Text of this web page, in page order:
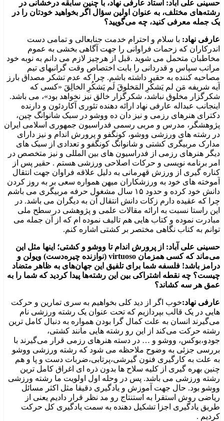
حسینی علی آباد: استاد عارفی نهاد، با چنین سابقه درخشانی در
رشته‌های مختلف، به عنوان اولین سؤال اگر بخواهید خودتان را در
یک جمله معرفی کنید، چه می‌گویید؟
عارفی نهاد: با سلام و احترام خدمت جنابعالی و تمامی دست
اندرکاران که زحمات فراوانی را جهت آگاهی بخشی به عموم
مخاطبان متحمل می شوید .قبل از هرچیز لازم می دانم به نوبه خود
مراتب سپاس و قدردانی را بابت اختصاص وقت گرانبهای تیم
مصاحبه کننده به حقیر داشته باشم. چرا که عدم تشکر مصداق بارز
آیه شریفه مَن لم يَشكُرِ المَخلوقَ لَم يَشكُرِ الخالِقَ «کسی که
شکرگزار مخلوق نباشد، شکرگزار خالق نیز نخواهد بود»، می باشد.
اینجانب عبداله عارفی نهاد ارائه دهنده تئوری آکاردئون و دارنده
دکترای هنرهای رزمی و نیز دان ده ووشو در سبک شانوانگ چین،
پژوهشگر، مدرس و مربی رسمی فدراسیون جمهوری اسلامی ایران
در رشته های ورزشی ووشو، کونگفو و پرورش اندام و نیز دارای
مدارک مربیگری کشتی و شانوانگ کونگفو و تعدادی از سبک های
دیگر هنرهای رزمی از فدراسیون های بین المللی و نیز متخصص در
امر برنامه نویسی و حرکات اصلاحی ورزشی هستم . حقیر پس از
کناره گیری از ورزش قهرمانی به دلیل علاقه فراوان جهت انتقال
آموخته های خود به ورزشکاران میهن همواره سعی بر به روز کردن
دانش خود کرده و حدود ۱۵ سال مشغول حرفه مربیگری می باشم
چرا که عقیده دارم زکات دانش انتقال آن به دیگران می باشد. در
این راستا نسبت به ارائه مقالات علمی و پژوهشی در سطح ملی
مبادرت نموده و کتاب هایی هم تالیف نموده ام که از آن جمله می
توانم به کتاب نگاهی مختصر بر کشتی اشاره کنم.
حسینی علی آباد: از پرورش اندام تا ووشو و کشتی؛ اینها مثل این
می‌ماند که کسی همزمان virtuoso (نوازنده چیره‌دست) ویولن و
درامز باشد! فلسفه شما برای تلفیق این جهان‌های به ظاهر متضاد
چیست؟ چه نقطه اشتراکی بین این رشته‌ها پیدا کردید که شما را به
عمق هر سه کشاند؟
عارفی نهاد:خوب اگر از دید کلی بخواهیم به سری تمارین و حرکت
هایی در یک قالب بپردازیم که تحت عنوان یک رشته ورزشی نام
می‌گیرند انسان به علت کمال گرا بودن همواره به دنبال کامل ترین
رشته حرکت می‌کند از این رو رشته هایی مانند کشتی،
جودو،بوکس، ووشو و … در دسته هنرهای رزمی قرار می‌گیرند با
بررسی جزئی به وضوح ملاحظه می شود که رشته ورزشی ووشو
به علت به کارگیری فنون گیرشی،پرتابی،ضربات دست و پا و هم
چنین بهره گیری از کلیه سلاح ها بدون ذره ای اغراق کامل ترین
رشته ورزشی می باشد. پس در وحله اول اولویت ما رشته ورزشی
ووشو بود. حال جهت آموزش و یادگیری دقیقا مثل اکثر مسائل
ریاضی روش استقرا به استنتاج رو مد نظر قرار دادیم یعنی از
طریق یادگیری اجزا تشکیل دهنده به سمت یادگیری کل حرکت
کردیم .